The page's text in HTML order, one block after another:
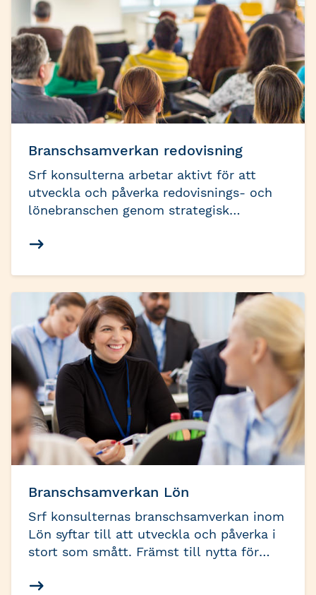
Branschsamverkan redovisning
Srf konsulterna arbetar aktivt för att
utveckla och påverka redovisnings- och
lönebranschen genom strategisk
skapa värde för våra medlemmar och
som vi bidrar till näringslivets framgång i
stort.
Branschsamverkan Lön
Srf konsulternas branschsamverkan inom
Lön syftar till att utveckla och påverka i
stort som smått. Främst till nytta för
redovisnings- och lönebranschen men